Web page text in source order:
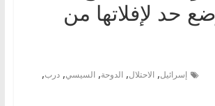
حد لإفلاتها من
إسرائيل, الاحتلال, الدوحة, السيسي, درب,